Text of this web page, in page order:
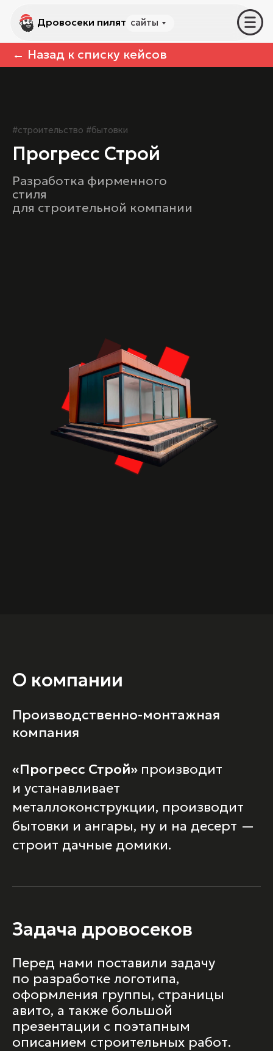
Дровосеки пилят сайты
услуги
Дровосеки пилят
← Назад к списку кейсов
Прогресс Строй
Разработка фирменного
стиля
для строительной компании
#строительство #бытовки
О компании
Производственно-монтажная
компания
«Прогресс Строй» производит
и устанавливает
металлоконструкции, производит
бытовки и ангары, ну и на десерт —
строит дачные домики.
Задача дровосеков
Перед нами поставили задачу
по разработке логотипа,
оформления группы, страницы
авито, а также большой
презентации с поэтапным
описанием строительных работ.